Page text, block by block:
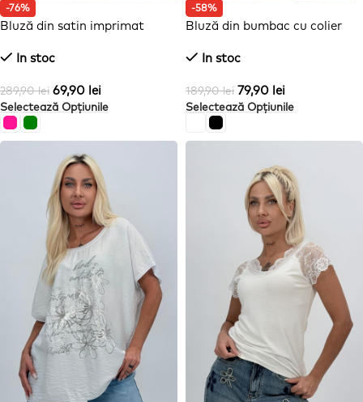
-76%
Bluză din satin imprimat
In stoc
289,90lei 69,90 lei
Selectează Opțiunile
-58%
Bluză din bumbac cu colier
In stoc
189,90lei 79,90 lei
Selectează Opțiunile